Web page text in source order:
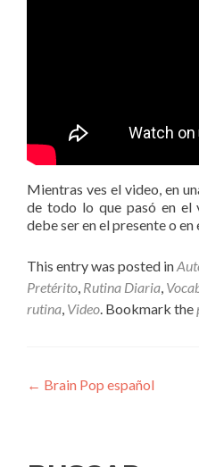
Mientras ves el video, en
de todo lo que pasó en el
debe ser en el presente o
This entry was posted in
Pretérito, Rutina Diaria,
rutina, Video. Bookmark the
Post
← Brain Pop español